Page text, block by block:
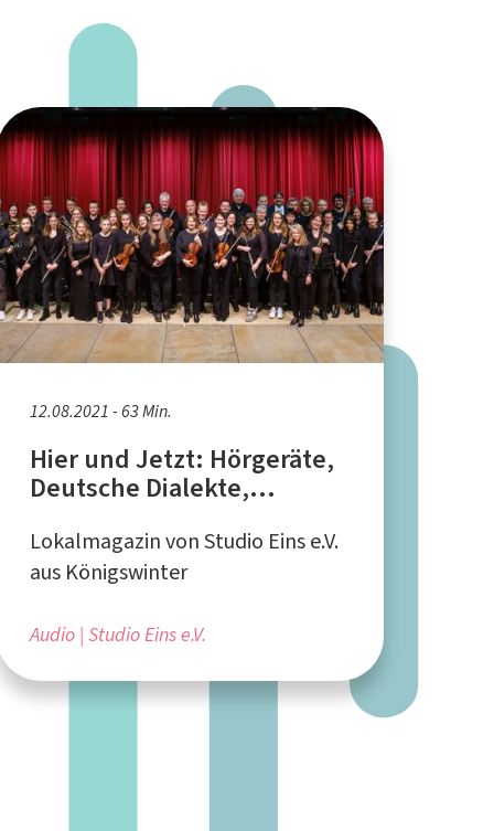
12.08.2021 - 63 Min.
Hier und Jetzt: Hörgeräte,
Deutsche Dialekte,
Lokalmagazin von Studio Eins e.V.
aus Königswinter
Audio Studio Eins e.V.